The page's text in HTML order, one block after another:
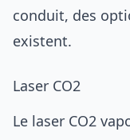
conduit, des
existent.
Laser CO2
Le laser CO2